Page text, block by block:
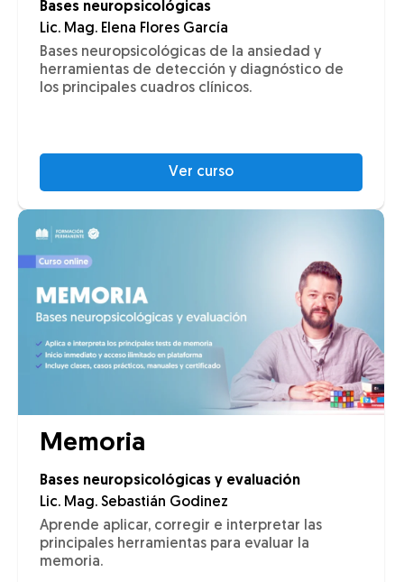
Bases neuropsicológicas
Lic. Mag. Elena Flores García
Bases neuropsicológicas de la ansiedad y
herramientas de detección y diagnóstico de
los principales cuadros clínicos.
Ver curso
Memoria
Bases neuropsicológicas y evaluación
Lic. Mag. Sebastián Godinez
Aprende aplicar, corregir e interpretar las
principales herramientas para evaluar la
memoria.